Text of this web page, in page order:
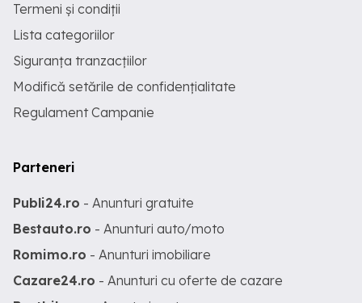
Termeni și condiții
Lista categoriilor
Siguranța tranzacțiilor
Modifică setările de confidențialitate
Regulament Campanie
Parteneri
Publi24.ro - Anunturi gratuite
Bestauto.ro - Anunturi auto/moto
Romimo.ro - Anunturi imobiliare
Cazare24.ro - Anunturi cu oferte de cazare